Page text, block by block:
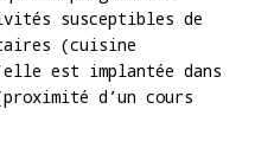
susceptibles de
(cuisine
est implantée dans
d’un cours